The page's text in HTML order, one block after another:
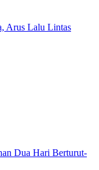
Arus Lalu Lintas
Dua Hari Berturut-